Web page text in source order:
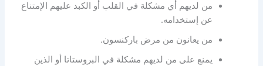
من لديهم أي مشكلة في القلب أو الكبد عليهم الإمتناع
عن إستخدامه.
من يعانون من مرض باركنسون.
يمنع على من لديهم مشكلة في البروستاتا أو الذين